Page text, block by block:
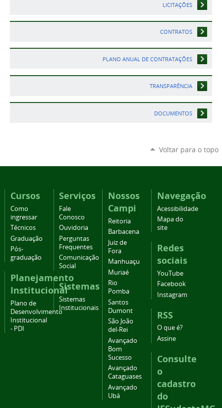
LICITAÇÕES
CONTRATOS
PLANO ANUAL DE CONTRATAÇÕES
TRANSPARÊNCIA
DOCUMENTOS
Voltar para o topo
Cursos
Como
ingressar
Técnicos
Graduação
Pós-
graduação
Planejamento
Institucional
Plano de
Desenvolvimento
Institucional
- PDI
Serviços
Fale
Conosco
Ouvidoria
Perguntas
Frequentes
Comunicação
Social
Sistemas
Sistemas
Institucionais
Nossos
Campi
Reitoria
Barbacena
Juiz de
Fora
Manhuaçu
Muriaé
Rio
Pomba
Santos
Dumont
São João
del-Rei
Avançado
Bom
Sucesso
Avançado
Cataguases
Avançado
Ubá
Navegação
Acessibilidade
Mapa do
site
Redes
sociais
YouTube
Facebook
Instagram
RSS
O que é?
Assine
Consulte
o
cadastro
do